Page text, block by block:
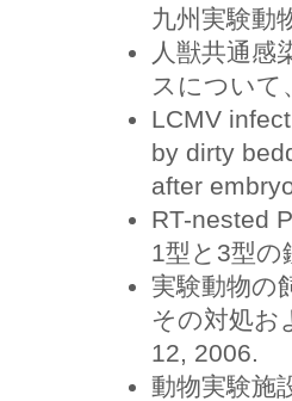
九州実験動
人獣共通感
スについて
LCMV
by dirty
after
RT-nested
1型と3型の
実験動物の
その対処お
12, 2006.
動物実験施